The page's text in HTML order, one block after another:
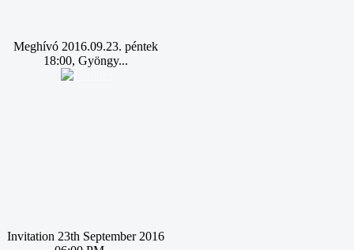
Meghívó 2016.09.23. péntek
18:00, Gyöngy...
Invitation 23th September 2016